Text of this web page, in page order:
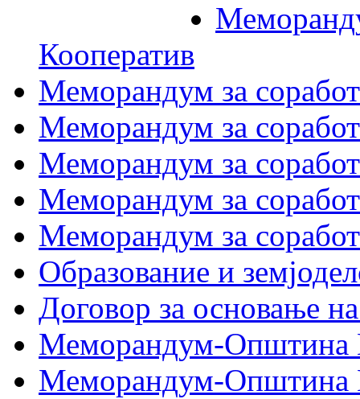
Кооператив
Меморандум за
Меморандум за
Меморандум за
Меморандум за
Меморандум за
Образование и
Договор за основање
Меморандум-Општина
Меморандум-Општина